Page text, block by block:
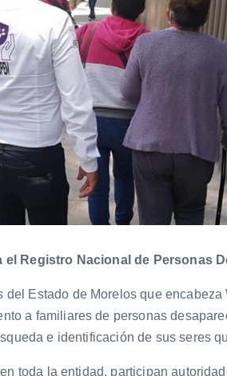
Registro Nacional de Personas
del Estado de Morelos que
a familiares de personas
e identificación de sus seres
toda la entidad, participan